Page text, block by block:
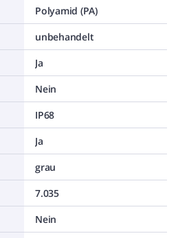
Polyamid (PA)
unbehandelt
Ja
Nein
IP68
Ja
grau
7.035
Nein